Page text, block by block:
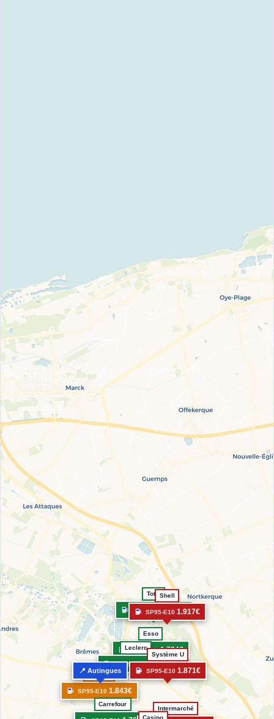
📍 Autingues
Leclerc
SP95-E101.714€
Total
SP95-E10 1.723€
Esso
SP95-E101.734€
Carrefour
Auchan
SP95-E101.843€
Système U
SP95-E101.871€
Shell
SP95-E101.917€
Intermarché